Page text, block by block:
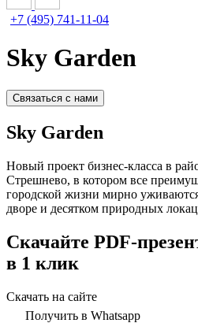
+7 (495) 741-11-04
Sky Garden
Связаться с нами
Sky Garden
Новый проект бизнес-класса в
Стрешнево, в котором все
городской жизни мирно
дворе и десятком природных
Скачайте PDF-
в 1 клик
Скачать на сайте
Получить в Whatsapp